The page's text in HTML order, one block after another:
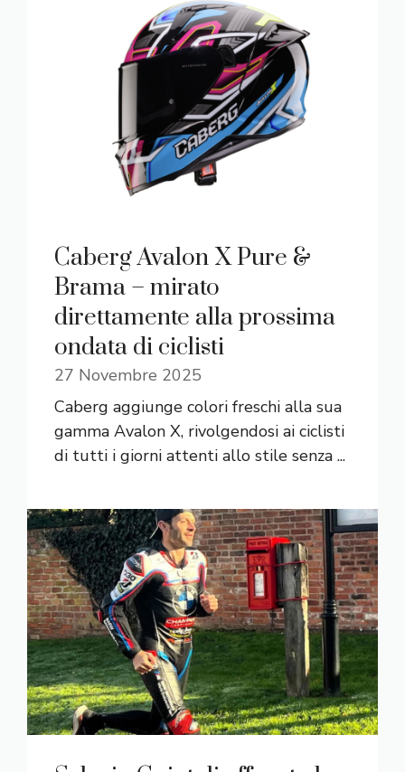
Caberg Avalon X Pure &
Brama – mirato
direttamente alla prossima
ondata di ciclisti
27 Novembre 2025
Caberg aggiunge colori freschi alla sua
gamma Avalon X, rivolgendosi ai ciclisti
di tutti i giorni attenti allo stile senza ...